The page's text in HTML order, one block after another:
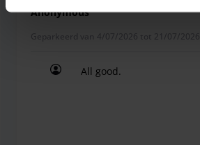
Anonymous
Geparkeerd van 4/07/2026 tot 21/07/2026
All good.